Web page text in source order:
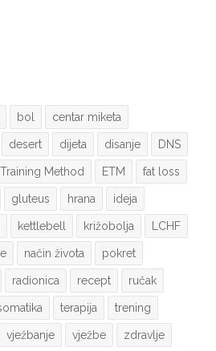
bol centar miketa
desert dijeta disanje DNS
Method ETM fat loss
gluteus hrana ideja
kettlebell križobolja LCHF
način života pokret
radionica recept ručak
terapija trening
vježbanje vježbe zdravlje